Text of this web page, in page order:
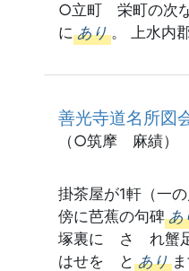
○立町 栄町の次
に あり 。 上水内
善光寺道名所図
（○筑摩 麻績）
掛茶屋が1軒（一
傍に芭蕉の句碑 あ
塚裏に さゝれ蟹
はせを と あり